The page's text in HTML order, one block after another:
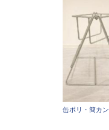
缶ポリ・簡カン